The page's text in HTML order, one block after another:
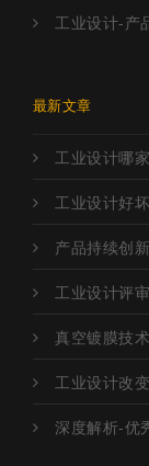
工业设计-产
最新文章
工业设计哪
工业设计好
产品持续创
工业设计评
真空镀膜技术
工业设计改
深度解析-优